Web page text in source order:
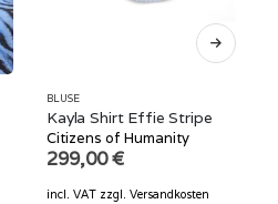
BLUSE
Kayla Shirt Effie Stripe
Citizens of Humanity
299,00€
incl. VAT zzgl. Versandkosten